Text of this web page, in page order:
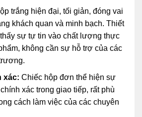
trắng hiện đại, tối giản, đóng vai
khách quan và minh bạch. Thiết
sự tự tin vào chất lượng thực
không cần sự hỗ trợ của các
xác: Chiếc hộp đơn thể hiện sự
xác trong giao tiếp, rất phù
cách làm việc của các chuyên